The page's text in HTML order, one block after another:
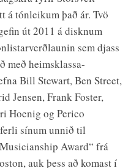
á tónleikum það ár. Tvö
út 2011 á disknum
sem djass
með heimsklassa-
Bill Stewart, Ben Street,
Jensen, Frank Foster,
Hoenig og Perico
sínum unnið til
Award“ frá
auk þess að komast í